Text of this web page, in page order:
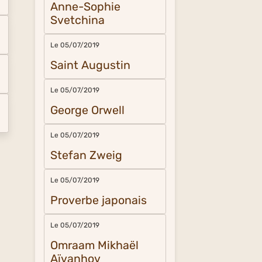
Anne-Sophie
Svetchina
Le 05/07/2019
Saint Augustin
Le 05/07/2019
George Orwell
Le 05/07/2019
Stefan Zweig
Le 05/07/2019
Proverbe japonais
Le 05/07/2019
Omraam Mikhaël
Aïvanhov